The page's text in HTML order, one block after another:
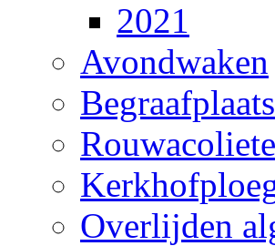
2021
Avondwaken
Begraafplaats
Overlijden